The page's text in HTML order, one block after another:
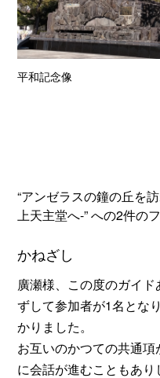
平和記念像
“アンゼラスの鐘の丘を
上天主堂へ-” への2件の
かねざし
廣瀬様、この度のガイ
ずして参加者が1名とな
かりました。
お互いのかつての共通
に会話が進むこともあ